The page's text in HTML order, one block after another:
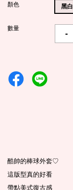
顏色 黑白
數量
-
酷帥的棒球外套♡
這版型真的好看
帶點美式復古感